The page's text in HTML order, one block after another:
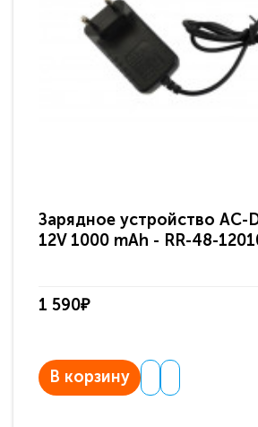
Зарядное устройство AC-
12V 1000 mAh - RR-48-
1 590₽
В корзину